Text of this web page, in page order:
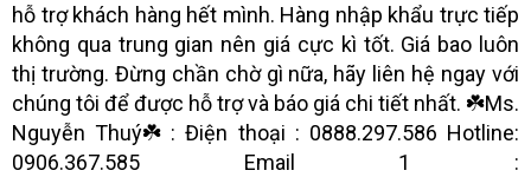
hỗ trợ khách hàng hết mình. Hàng nhập khẩu trực tiếp
không qua trung gian nên giá cực kì tốt. Giá bao luôn
thị trường. Đừng chần chờ gì nữa, hãy liên hệ ngay với
chúng tôi để được hỗ trợ và báo giá chi tiết nhất. ☘️Ms.
Nguyễn Thuý☘️ : Điện thoại : 0888.297.586 Hotline:
0906.367.585 Email 1 :